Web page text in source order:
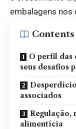
embalagens nos
Contents
O perfil das
seus desafios
associados
Regulação,
alimentícia